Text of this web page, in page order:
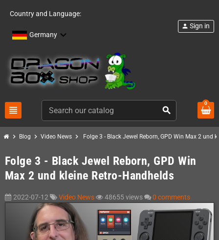
Country and Language:
Germany
view_headline search
person Sign in
0
chevron_right Blog chevron_right Video News chevron_right Folge 3 - Black Jewel Reborn, GPD Win Max 2 und
Folge 3 - Black Jewel Reborn, GPD Win
Max 2 und kleine Retro-Handhelds
2022-07-12 Video News 48655 views 0 comments